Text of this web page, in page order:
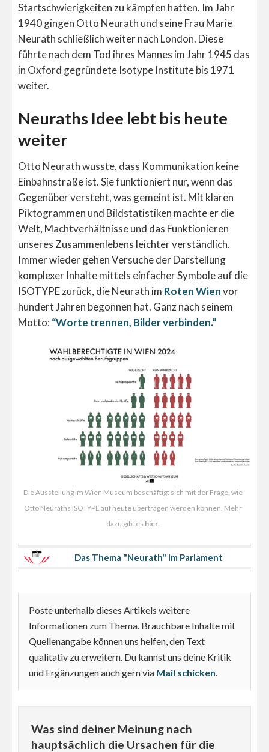
Startschwierigkeiten zu kämpfen hatten. Im Jahr
1940 gingen Otto Neurath und seine Frau Marie
Neurath schließlich weiter nach London. Diese
führte nach dem Tod ihres Mannes im Jahr 1945 das
in Oxford gegründete Isotype Institute bis 1971
weiter.
Neuraths Idee lebt bis heute
weiter
Otto Neurath wusste, dass Kommunikation keine
Einbahnstraße ist. Sie funktioniert nur, wenn das
Gegenüber versteht, was gemeint ist. Mit klaren
Piktogrammen und Bildstatistiken machte er die
Welt, Machtverhältnisse und das Funktionieren
unseres Zusammenlebens leichter verständlich.
Immer wieder gehen Versuche der Darstellung
komplexer Inhalte mittels einfacher Symbole auf die
ISOTYPE zurück, die Neurath im Roten Wienvor
hundert Jahren begonnen hat. Ganz nach seinem
Motto: “Worte trennen, Bilder verbinden.”
Die Ausstellung im Wien Museum beschäftigt sich mit der Frage, wie
Otto Neuraths ISOTYPE auf heute übertragen werden können. Mehr
dazu gibt es hier.
Das Thema "Neurath" im Parlament
Poste unterhalb dieses Artikels weitere
Informationen zum Thema. Brauchbare Inhalte mit
Quellenangabe können uns helfen, den Text
qualitativ zu erweitern. Du kannst uns deine Kritik
und Ergänzungen auch gern via Mail schicken
Was sind deiner Meinung nach
hauptsächlich die Ursachen für die